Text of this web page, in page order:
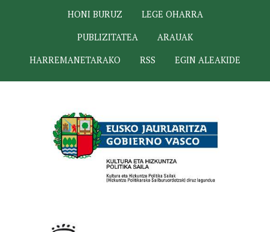
HONI BURUZ
LEGE OHARRA
PUBLIZITATEA
ARAUAK
HARREMANETARAKO
RSS EGIN ALEAKIDE